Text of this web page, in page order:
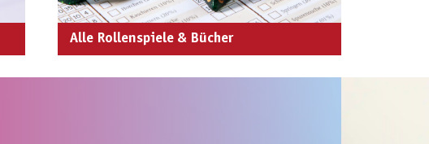
Alle Rollenspiele & Bücher